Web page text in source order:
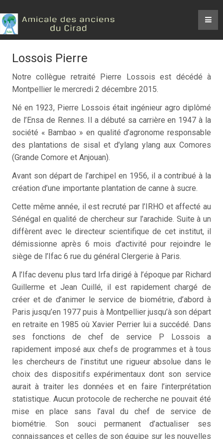
Lossois Pierre
Notre collègue retraité Pierre Lossois est décédé à
Montpellier le mercredi 2 décembre 2015.
Né en 1923, Pierre Lossois était ingénieur agro diplômé
de l’Ensa de Rennes. Il a débuté sa carrière en 1947 à la
société « Bambao » en qualité d’agronome responsable
des plantations de sisal et d’ylang ylang aux Comores
(Grande Comore et Anjouan).
Avant son départ de l’archipel en 1956, il a contribué à la
création d’une importante plantation de canne à sucre.
Cette même année, il est recruté par l’IRHO et affecté au
Sénégal en qualité de chercheur sur l’arachide. Suite à un
diffèrent avec le directeur scientifique de cet institut, il
démissionne après 6 mois d’activité pour rejoindre le
siège de l’Ifac 6 rue du général Clergerie à Paris.
A l’Ifac devenu plus tard Irfa dirigé à l’époque par Richard
Guillerme et Jean Cuillé, il est rapidement chargé de
créer et de d’animer le service de biométrie, d’abord à
Paris jusqu’en 1977 puis à Montpellier jusqu’à son départ
en retraite en 1985 où Xavier Perrier lui a succédé. Dans
ses fonctions de chef de service P Lossois a
rapidement imposé aux chefs de programmes et à tous
les chercheurs de l’institut une rigueur absolue dans le
choix des dispositifs expérimentaux dont son service
aurait à traiter les données et en faire l’interprétation
statistique. Aucun protocole de recherche ne pouvait été
mise en place sans l’aval du chef de service de
biométrie. Son souci permanent d’actualiser ses
connaissances et celles de son équipe sur les nouvelles